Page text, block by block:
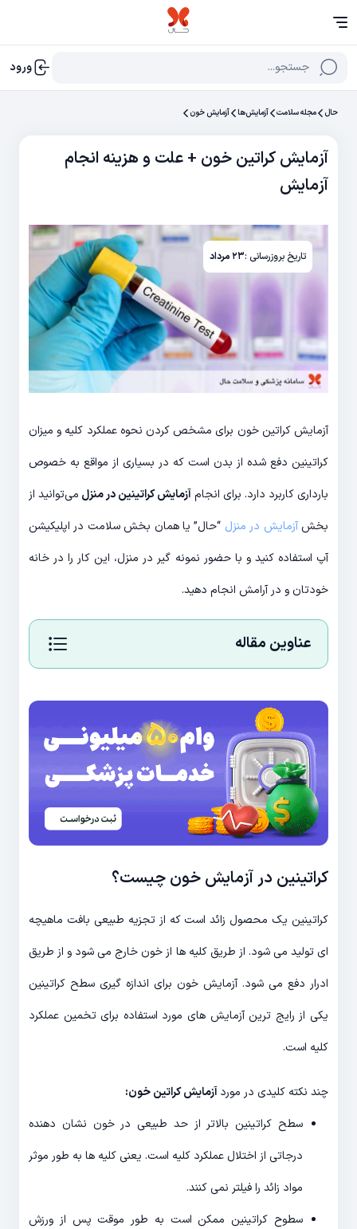
جستجو... ورود
حال مجله سلامت آزمایش‌‌ها آزمایش خون
آزمایش کراتین خون + علت و هزینه انجام
آزمایش
تاریخ بروزرسانی :۲۳ مرداد
آزمایش کراتین خون برای مشخص کردن نحوه عملکرد کلیه و میزان
کراتینین دفع شده از بدن است که در بسیاری از مواقع به خصوص
بارداری کاربرد دارد. برای انجامآزمایش کراتینین در منزل می‌توانید از
بخشآزمایش در منزل “حال” یا همان بخش سلامت در اپلیکیشن
آپ استفاده کنید و با حضور نمونه گیر در منزل، این کار را در خانه
خودتان و در آرامش انجام دهید.
عناوین مقاله
کراتینین در آزمایش خون چیست؟
کراتینین یک محصول زائد است که از تجزیه طبیعی بافت ماهیچه
ای تولید می شود. از طریق کلیه ها از خون خارج می شود و از طریق
ادرار دفع می شود. آزمایش خون برای اندازه گیری سطح کراتینین
یکی از رایج ترین آزمایش های مورد استفاده برای تخمین عملکرد
کلیه است.
چند نکته کلیدی در موردآزمایش کراتین خون:
سطح کراتینین بالاتر از حد طبیعی در خون نشان دهنده
درجاتی از اختلال عملکرد کلیه است. یعنی کلیه ها به طور موثر
مواد زائد را فیلتر نمی کنند.
سطوح کراتینین ممکن است به طور موقت پس از ورزش